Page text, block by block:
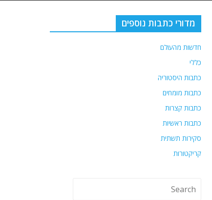
מדורי כתבות נוספים
חדשות מהעולם
כללי
כתבות היסטוריה
כתבות מומחים
כתבות קצרות
כתבות ראשיות
סקירות תשתית
קריקטורות